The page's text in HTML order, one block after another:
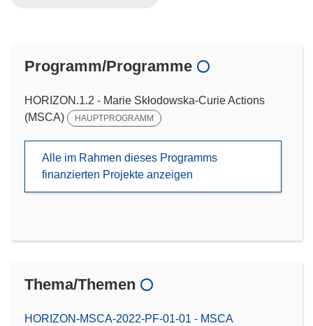
Programm/Programme
HORIZON.1.2 - Marie Skłodowska-Curie Actions
(MSCA)
HAUPTPROGRAMM
Alle im Rahmen dieses Programms
finanzierten Projekte anzeigen
Thema/Themen
HORIZON-MSCA-2022-PF-01-01 - MSCA